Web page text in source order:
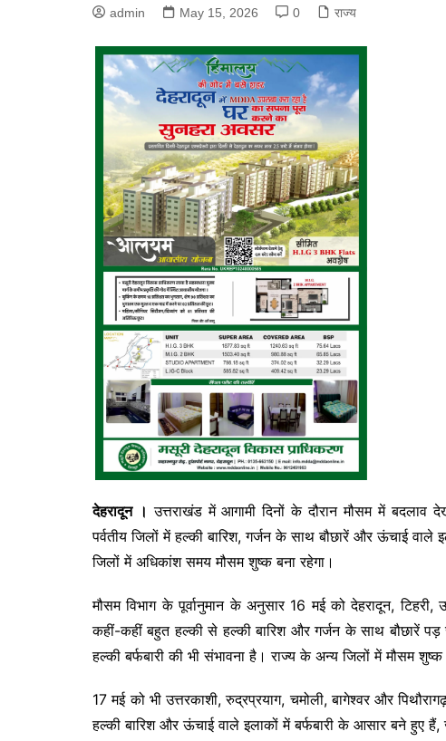
admin May 15, 2026 0 राज्य
देहरादून । उत्तराखंड में आगामी दिनों के दौरान मौसम में
पर्वतीय जिलों में हल्की बारिश, गर्जन के साथ बौछारें और ऊंचाई वाले
जिलों में अधिकांश समय मौसम शुष्क बना रहेगा।
मौसम विभाग के पूर्वानुमान के अनुसार 16 मई को देहरादून, टिहरी,
कहीं-कहीं बहुत हल्की से हल्की बारिश और गर्जन के साथ बौछारें
हल्की बर्फबारी की भी संभावना है। राज्य के अन्य जिलों में मौसम
17 मई को भी उत्तरकाशी, रुद्रप्रयाग, चमोली, बागेश्वर और
हल्की बारिश और ऊंचाई वाले इलाकों में बर्फबारी के आसार बने हुए